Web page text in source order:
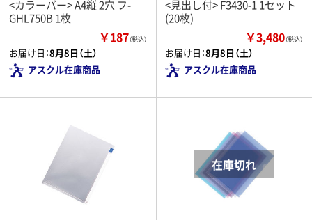
<カラーバー> A4縦 2穴 フ-
GHL750B 1枚
￥187（税込）
お届け日：8月8日（土）
アスクル在庫商品
<見出し付> F3430-1 1セット
(20枚)
￥3,480（税込）
お届け日：8月8日（土）
アスクル在庫商品